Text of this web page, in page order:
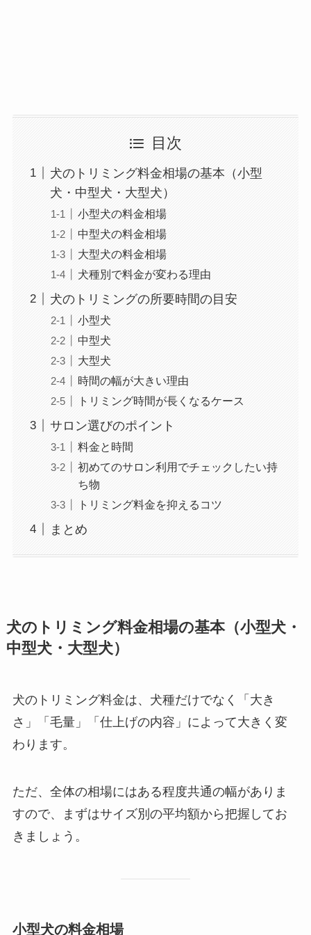
目次
犬のトリミング料金相場の基本（小型
犬・中型犬・大型犬）
小型犬の料金相場
中型犬の料金相場
大型犬の料金相場
犬種別で料金が変わる理由
犬のトリミングの所要時間の目安
小型犬
中型犬
大型犬
時間の幅が大きい理由
トリミング時間が長くなるケース
サロン選びのポイント
料金と時間
初めてのサロン利用でチェックしたい持
ち物
トリミング料金を抑えるコツ
まとめ
犬のトリミング料金相場の基本（小型犬・
中型犬・大型犬）
犬のトリミング料金は、犬種だけでなく「大き
さ」「毛量」「仕上げの内容」によって大きく変
わります。
ただ、全体の相場にはある程度共通の幅がありま
すので、まずはサイズ別の平均額から把握してお
きましょう。
小型犬の料金相場